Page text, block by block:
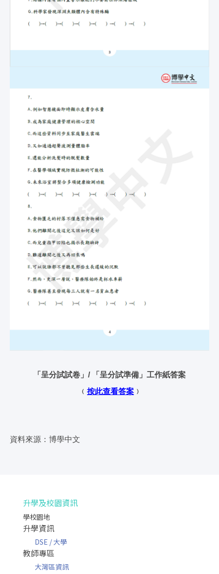
「呈分試試卷」/ 「呈分試準備」工作紙答案
﹙ 按此查看答案 ﹚
資料來源：博學中文
升學及校園資訊
學校園地
升學資訊
DSE / 大學
教師專區
大灣區資訊